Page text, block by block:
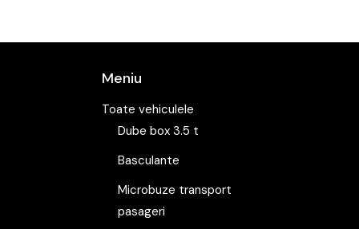
Meniu
Toate vehiculele
Dube box 3.5 t
Basculante
Microbuze transport
pasageri